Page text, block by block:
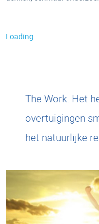
Loading…
The Work. Het
overtuigingen
het natuurlijke